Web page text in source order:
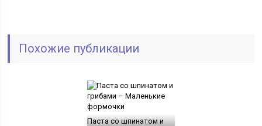
Похожие публикации
Паста со шпинатом и